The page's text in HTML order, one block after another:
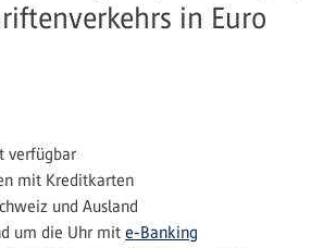
in Euro
verfügbar
mit Kreditkarten
und Ausland
um die Uhr mit e-Banking